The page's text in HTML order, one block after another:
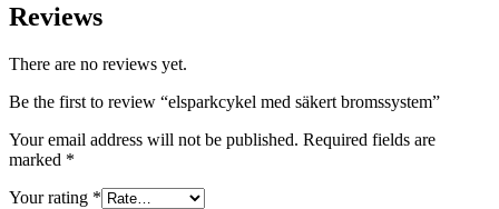
Reviews
There are no reviews yet.
Be the first to review “elsparkcykel med säkert bromssystem”
Your email address will not be published. Required fields are
marked *
Your rating *